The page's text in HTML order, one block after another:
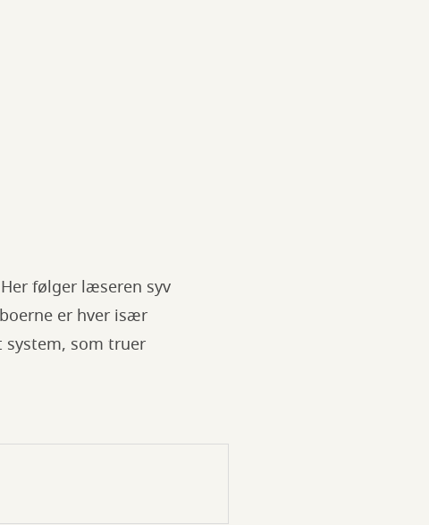
følger læseren syv
er hver især
system, som truer